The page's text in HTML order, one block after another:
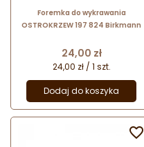
Foremka do wykrawania
OSTROKRZEW 197 824 Birkmann
Cena
24,00 zł
24,00 zł / 1 szt.
Dodaj do koszyka
